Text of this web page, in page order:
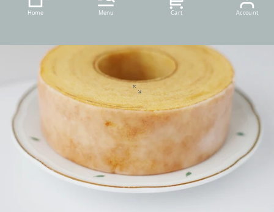
Home Menu Cart Account